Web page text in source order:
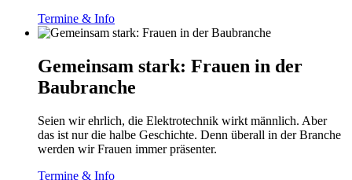
Termine & Info
Gemeinsam stark: Frauen in der
Baubranche
Seien wir ehrlich, die Elektrotechnik wirkt männlich. Aber
das ist nur die halbe Geschichte. Denn überall in der Branche
werden wir Frauen immer präsenter.
Termine & Info